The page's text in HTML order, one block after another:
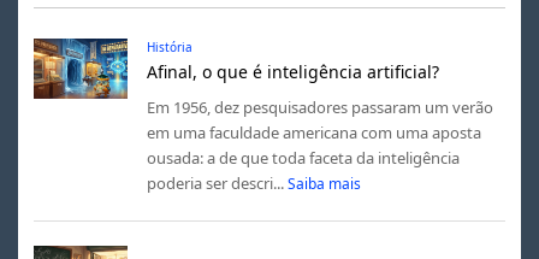
História
Afinal, o que é inteligência artificial?
Em 1956, dez pesquisadores passaram um verão
em uma faculdade americana com uma aposta
ousada: a de que toda faceta da inteligência
poderia ser descri... Saiba mais